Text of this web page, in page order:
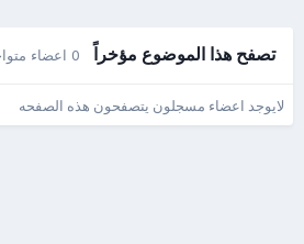
تصفح هذا الموضوع مؤخراً 0 اعضاء متواجدين الان
لايوجد اعضاء مسجلون يتصفحون هذه الصفحه